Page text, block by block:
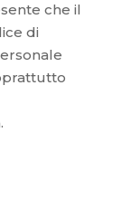
che il
di